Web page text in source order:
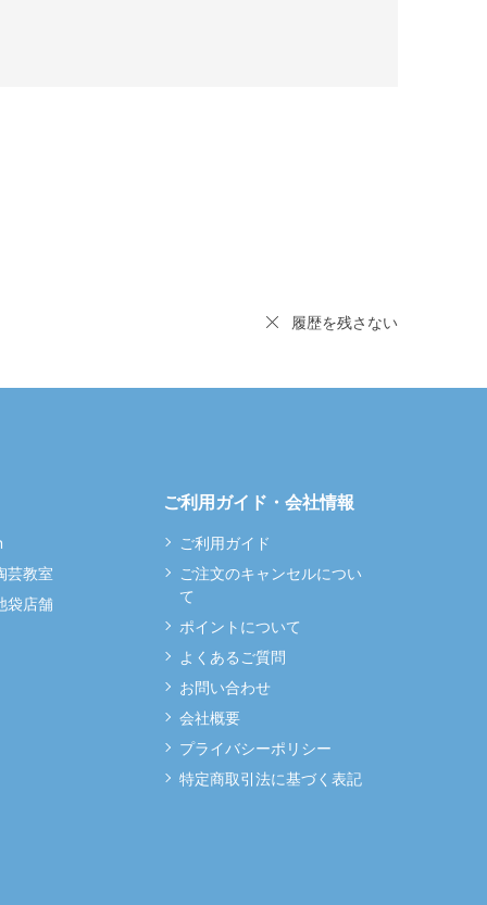
履歴を残さない
芸教室
袋店舗
ご利用ガイド・会社情報
ご利用ガイド
ご注文のキャンセルについ
て
ポイントについて
よくあるご質問
お問い合わせ
会社概要
プライバシーポリシー
特定商取引法に基づく表記